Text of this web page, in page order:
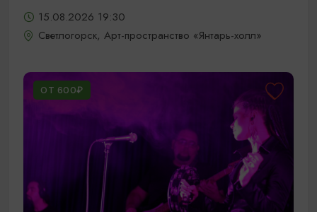
15.08.2026 19:30
Светлогорск, Арт-пространство «Янтарь-холл»
ОТ 600₽